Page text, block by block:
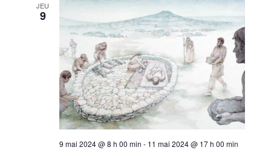
JEU
9
9 mai 2024 @ 8 h 00 min - 11 mai 2024 @ 17 h 00 min